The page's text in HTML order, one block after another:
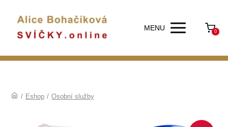
MENU 0
/ Eshop / Osobní služby